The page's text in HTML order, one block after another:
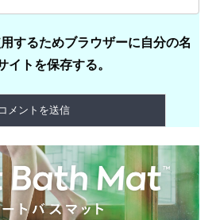
するためブラウザーに自分の名
イトを保存する。